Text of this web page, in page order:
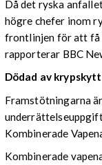
Då det ryska
högre chefer inom
frontlinjen för att få
rapporterar BBC
Dödad av krypskytt
Framstötningarna
Kombinerade
Kombinerade